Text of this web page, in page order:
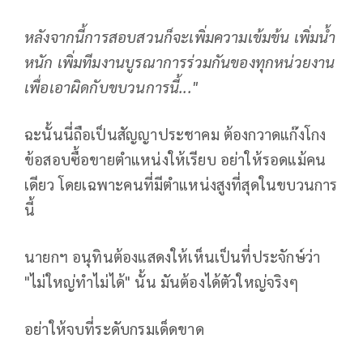
หลังจากนี้การสอบสวนก็จะเพิ่มความเข้มข้น เพิ่มน้ำ
หนัก เพิ่มทีมงานบูรณาการร่วมกันของทุกหน่วยงาน
เพื่อเอาผิดกับขบวนการนี้..."
ฉะนั้นนี่ถือเป็นสัญญาประชาคม ต้องกวาดแก๊งโกง
ข้อสอบซื้อขายตำแหน่งให้เรียบ อย่าให้รอดแม้คน
เดียว โดยเฉพาะคนที่มีตำแหน่งสูงที่สุดในขบวนการ
นี้
นายกฯ อนุทินต้องแสดงให้เห็นเป็นที่ประจักษ์ว่า
"ไม่ใหญ่ทำไม่ได้" นั้น มันต้องได้ตัวใหญ่จริงๆ
อย่าให้จบที่ระดับกรมเด็ดขาด